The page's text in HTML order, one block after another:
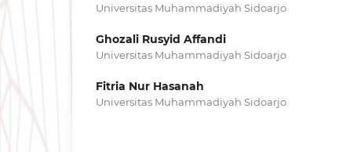
Universitas Muhammadiyah Sidoarjo
Ghozali Rusyid Affandi
Universitas Muhammadiyah Sidoarjo
Fitria Nur Hasanah
Universitas Muhammadiyah Sidoarjo